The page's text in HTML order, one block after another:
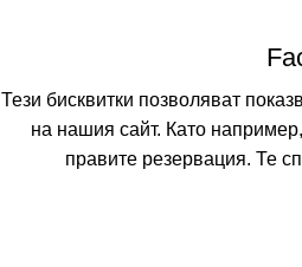
Тези бисквитки позволяват
на нашия сайт. Като
правите резервация. Те